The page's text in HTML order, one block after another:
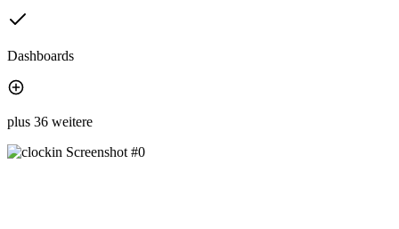
Dashboards
plus 36 weitere